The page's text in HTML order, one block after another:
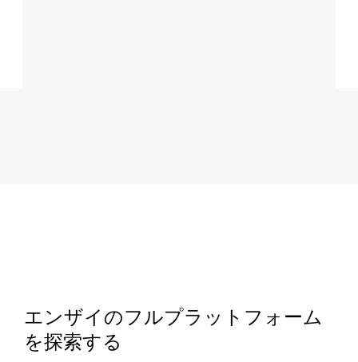
エンザイのフルプラットフォーム
を探索する